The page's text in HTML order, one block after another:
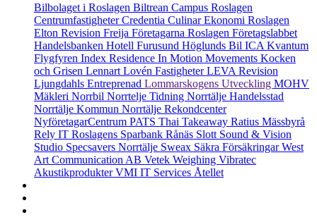
Bilbolaget i Roslagen Biltrean Campus Roslagen
CentrumfastigheterCredentia CulinarEkonomi Roslagen
Elton Revision Freija Företagarna Roslagen Företagslabbet
Handelsbanken Hotell Furusund Höglunds Bil ICA Kvantum
Flygfyren Index Residence In Motion Movements Kocken
och Grisen Lennart Lovén FastigheterLEVA Revision
Ljungdahls Entreprenad Lommarskogens Utveckling MOHV
Mäkleri Norrbil Norrtelje Tidning Norrtälje Handelsstad
Norrtälje Kommun Norrtälje Rekondcenter
NyföretagarCentrum PATS Thai Takeaway Ratius Mässbyrå
Rely IT Roslagens Sparbank Rånäs Slott Sound & Vision
Studio Specsavers Norrtälje Sweax Säkra FörsäkringarWest
Art Communication AB Vetek Weighing Vibratec
AkustikprodukterVMI IT Services Åtellet